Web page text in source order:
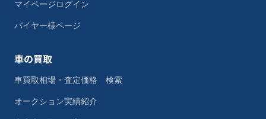
マイページログイン
バイヤー様ページ
車の買取
車買取相場・査定価格 検索
オークション実績紹介